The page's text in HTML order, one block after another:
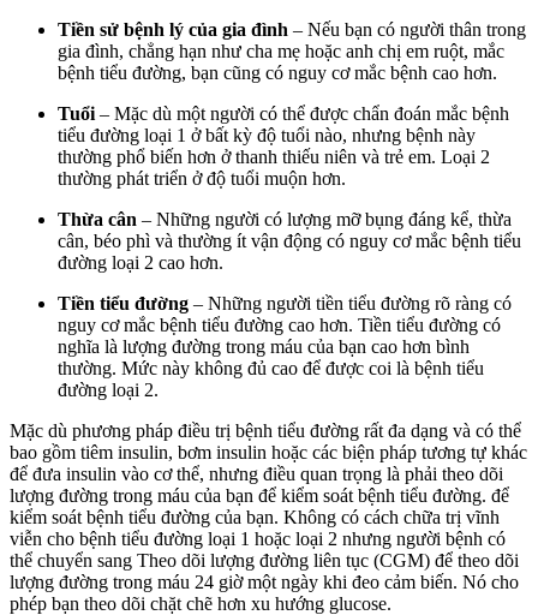
Tiền sử bệnh lý của gia đình – Nếu bạn có người thân trong
gia đình, chẳng hạn như cha mẹ hoặc anh chị em ruột, mắc
bệnh tiểu đường, bạn cũng có nguy cơ mắc bệnh cao hơn.
Tuổi – Mặc dù một người có thể được chẩn đoán mắc bệnh
tiểu đường loại 1 ở bất kỳ độ tuổi nào, nhưng bệnh này
thường phổ biến hơn ở thanh thiếu niên và trẻ em. Loại 2
thường phát triển ở độ tuổi muộn hơn.
Thừa cân – Những người có lượng mỡ bụng đáng kể, thừa
cân, béo phì và thường ít vận động có nguy cơ mắc bệnh tiểu
đường loại 2 cao hơn.
Tiền tiểu đường – Những người tiền tiểu đường rõ ràng có
nguy cơ mắc bệnh tiểu đường cao hơn. Tiền tiểu đường có
nghĩa là lượng đường trong máu của bạn cao hơn bình
thường. Mức này không đủ cao để được coi là bệnh tiểu
đường loại 2.
Mặc dù phương pháp điều trị bệnh tiểu đường rất đa dạng và có thể
bao gồm tiêm insulin, bơm insulin hoặc các biện pháp tương tự khác
để đưa insulin vào cơ thể, nhưng điều quan trọng là phải theo dõi
lượng đường trong máu của bạn để kiểm soát bệnh tiểu đường. để
kiểm soát bệnh tiểu đường của bạn. Không có cách chữa trị vĩnh
viễn cho bệnh tiểu đường loại 1 hoặc loại 2 nhưng người bệnh có
thể chuyển sang Theo dõi lượng đường liên tục (CGM) để theo dõi
lượng đường trong máu 24 giờ một ngày khi đeo cảm biến. Nó cho
phép bạn theo dõi chặt chẽ hơn xu hướng glucose.